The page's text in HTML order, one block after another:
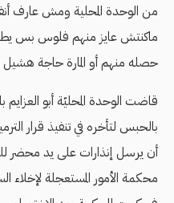
من الوحدة المحلية ومش عارف
ماكنتش عايز منهم فلوس بس
حصله منهم أو المارة حاجة هشيل
قاضت الوحدة المحليّة أبو العزايم
بالحبس لتأخره في تنفيذ قرار
أن يرسل إنذارات على يد محضر
محكمة الأمور المستعجلة لإخلاء